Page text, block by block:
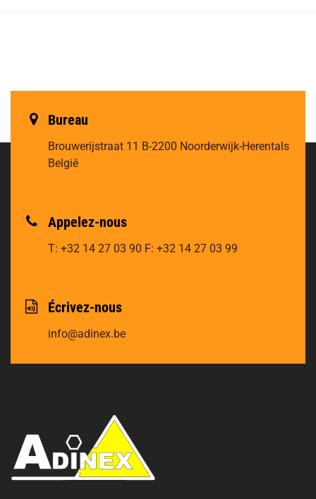
Bureau
Brouwerijstraat 11 B-2200 Noorderwijk-Herentals
België
Appelez-nous
T: +32 14 27 03 90 F: +32 14 27 03 99
Écrivez-nous
info@adinex.be